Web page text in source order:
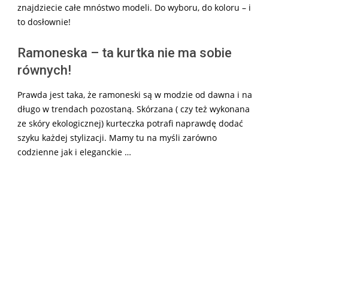
znajdziecie całe mnóstwo modeli. Do wyboru, do koloru – i
to dosłownie!
Ramoneska – ta kurtka nie ma sobie
równych!
Prawda jest taka, że ramoneski są w modzie od dawna i na
długo w trendach pozostaną. Skórzana ( czy też wykonana
ze skóry ekologicznej) kurteczka potrafi naprawdę dodać
szyku każdej stylizacji. Mamy tu na myśli zarówno
codzienne jak i eleganckie …